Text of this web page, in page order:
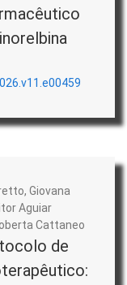
Giovana
Aguiar
Cattaneo
de